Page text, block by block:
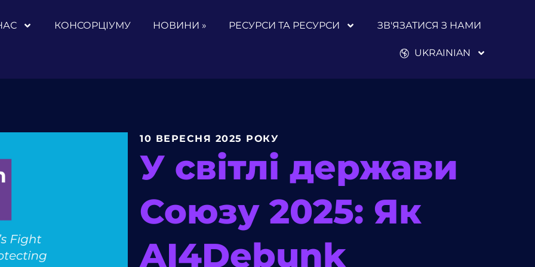
КОНСОРЦІУМУ НОВИНИ » РЕСУРСИ ТА РЕСУРСИ ЗВ'ЯЗАТИСЯ З НАМИ
UKRAINIAN
10 ВЕРЕСНЯ 2025 РОКУ
У світлі держави
Союзу 2025: Як
AI4Debunk